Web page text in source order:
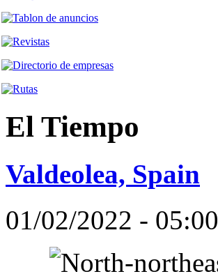
El Tiempo
Valdeolea, Spain
01/02/2022 - 05:00